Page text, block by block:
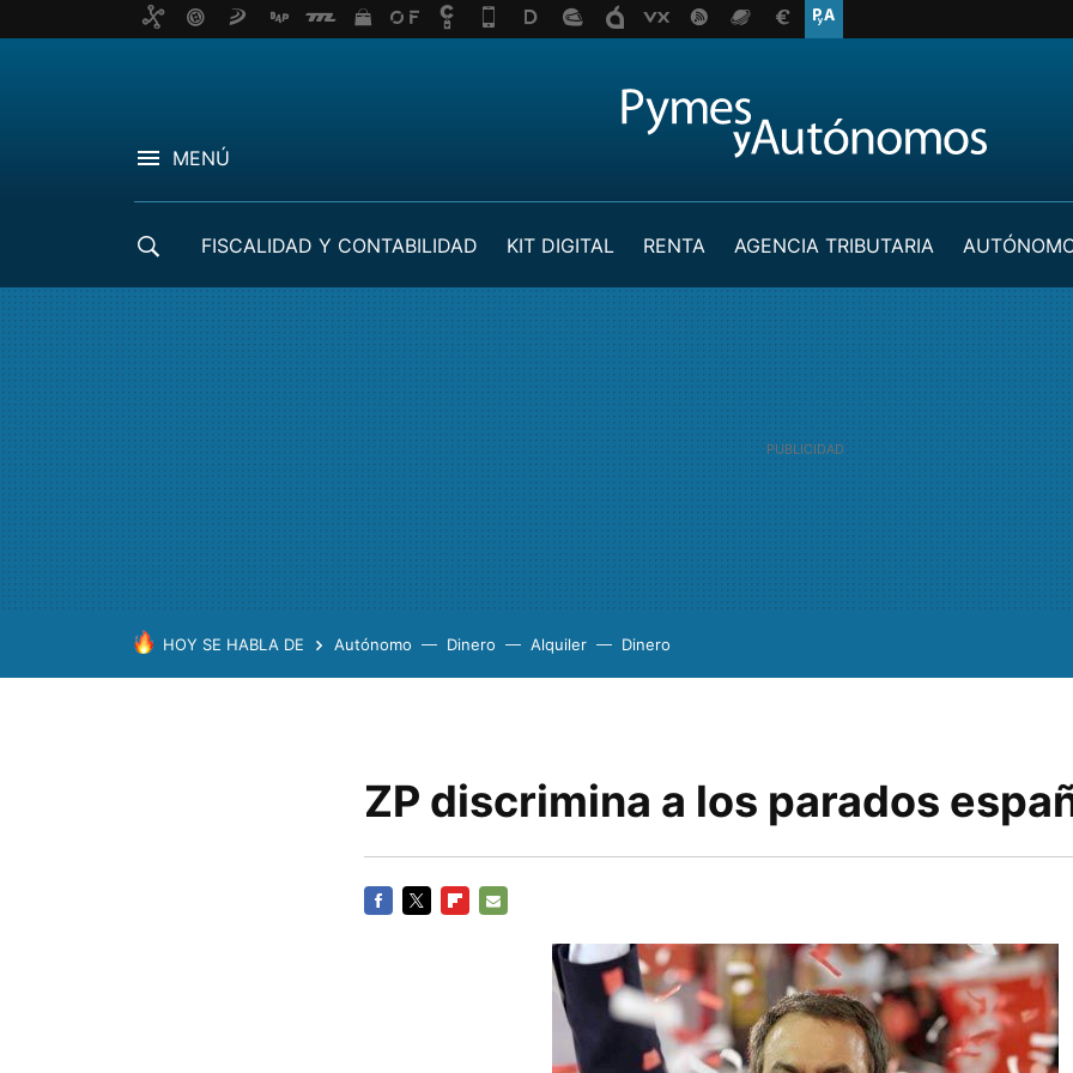
MENÚ
FISCALIDAD Y CONTABILIDAD KIT DIGITAL RENTA AGENCIA TRIBUTARIA
HOY SE HABLA DE Autónomo Dinero Alquiler Dinero
ZP discrimina a los parados